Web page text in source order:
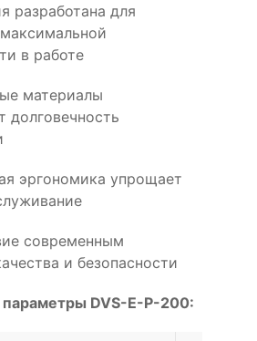
разработана для
в работе
материалы
долговечность
эргономика упрощает
современным
и безопасности
параметры DVS-E-P-200: